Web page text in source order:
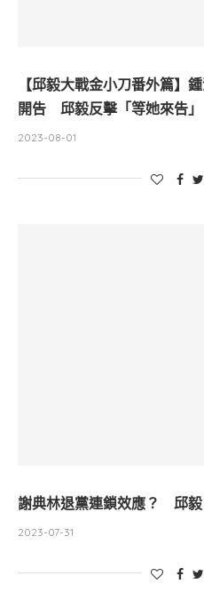
【邱毅大戰金小刀番外篇】
開告 邱毅反擊「等她來告」
2023-08-01
謝典林退黨連鎖效應？ 邱
2023-07-31